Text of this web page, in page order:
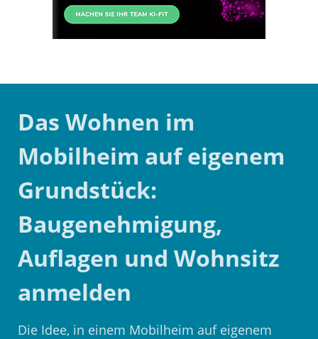
Das Wohnen im
Mobilheim auf eigenem
Grundstück:
Baugenehmigung,
Auflagen und Wohnsitz
anmelden
Die Idee, in einem Mobilheim auf eigenem